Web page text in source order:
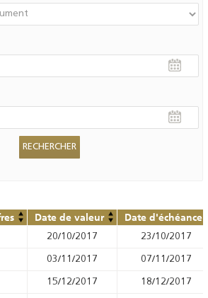
Date de valeur Date d'échéance
20/10/2017 23/10/2017
03/11/2017 07/11/2017
15/12/2017 18/12/2017